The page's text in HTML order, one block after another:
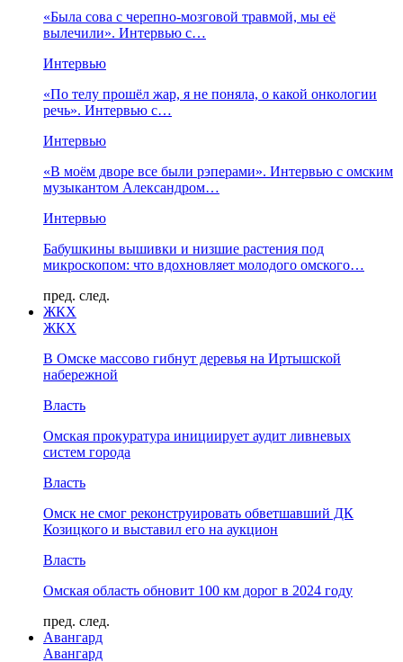
«Была сова с черепно-мозговой травмой, мы её
вылечили». Интервью с…
Интервью
«По телу прошёл жар, я не поняла, о какой онкологии
речь». Интервью с…
Интервью
«В моём дворе все были рэперами». Интервью с омским
музыкантом Александром…
Интервью
Бабушкины вышивки и низшие растения под
микроскопом: что вдохновляет молодого омского…
пред. след.
ЖКХ
ЖКХ
В Омске массово гибнут деревья на Иртышской
набережной
Власть
Омская прокуратура инициирует аудит ливневых
систем города
Власть
Омск не смог реконструировать обветшавший ДК
Козицкого и выставил его на аукцион
Власть
Омская область обновит 100 км дорог в 2024 году
пред. след.
Авангард
Авангард